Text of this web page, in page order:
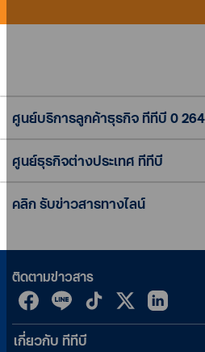
ศูนย์บริการลูกค้าธุรกิจ ทีทีบี 0
ศูนย์ธุรกิจต่างประเทศ ทีทีบี
คลิก รับข่าวสารทางไลน์
ติดตามข่าวสาร
เกี่ยวกับ ทีทีบี